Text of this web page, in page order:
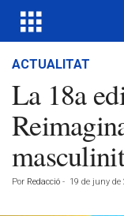
ACTUALITAT
La 18a
Por Redacció - 19 de juny de